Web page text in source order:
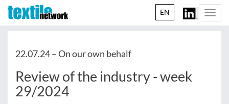
EN
22.07.24 –On our own behalf
Review of the industry - week
29/2024